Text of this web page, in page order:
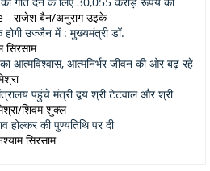
- राजेश बैन/अनुराग उइके
होगी उज्जैन में : मुख्यमंत्री डॉ.
सिरसाम
आत्मविश्वास, आत्मनिर्भर जीवन की ओर बढ़ रहे
पहुंचे मंत्री द्वय श्री टेटवाल और श्री
शिवम शुक्ल
होल्कर की पुण्यतिथि पर दी
सिरसाम